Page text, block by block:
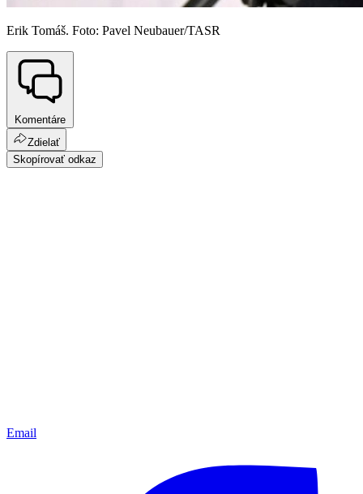
Erik Tomáš. Foto: Pavel Neubauer/TASR
Komentáre
Zdielať
Skopírovať odkaz
Email